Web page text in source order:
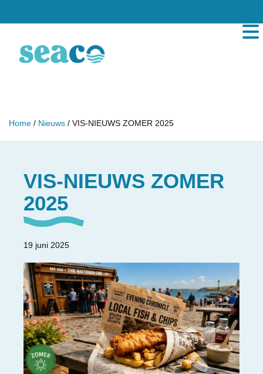
Home / Nieuws / VIS-NIEUWS ZOMER 2025
VIS-NIEUWS ZOMER
2025
19 juni 2025